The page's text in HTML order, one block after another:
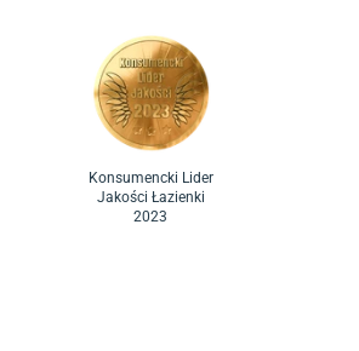
Konsumencki Lider
Jakości Łazienki
2023